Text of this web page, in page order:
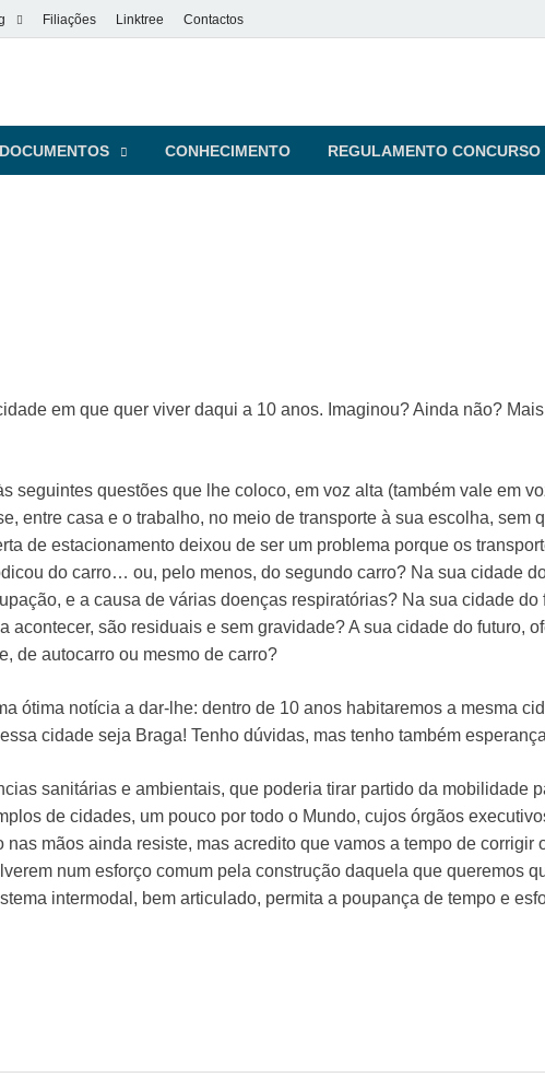
Filiações Linktree Contactos
CONHECIMENTO REGULAMENTO
em que quer viver daqui a 10 anos. Imaginou? Ainda não?
seguintes questões que lhe coloco, em voz alta (também vale em
entre casa e o trabalho, no meio de transporte à sua escolha, sem
de estacionamento deixou de ser um problema porque os
do carro… ou, pelo menos, do segundo carro? Na sua cidade
e a causa de várias doenças respiratórias? Na sua cidade do
são residuais e sem gravidade? A sua cidade do futuro,
de autocarro ou mesmo de carro?
ótima notícia a dar-lhe: dentro de 10 anos habitaremos a mesma
cidade seja Braga! Tenho dúvidas, mas tenho também
sanitárias e ambientais, que poderia tirar partido da mobilidade
de cidades, um pouco por todo o Mundo, cujos órgãos
mãos ainda resiste, mas acredito que vamos a tempo de corrigir
num esforço comum pela construção daquela que queremos
intermodal, bem articulado, permita a poupança de tempo e